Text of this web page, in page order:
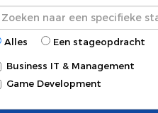
Alles Een stageopdracht
Business IT & Management
Game Development